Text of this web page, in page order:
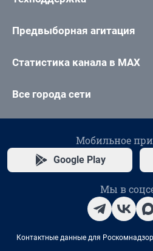
Предвыборная агитация
Статистика канала в MAX
Все города сети
Мобильное
Google Play
Мы в
Контактные данные для